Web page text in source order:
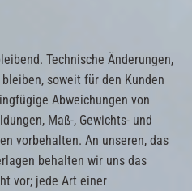
Technische Änderungen,
soweit für den Kunden
Abweichungen von
Maß-, Gewichts- und
vorbehalten. An unseren, das
behalten wir uns das
vor; jede Art einer